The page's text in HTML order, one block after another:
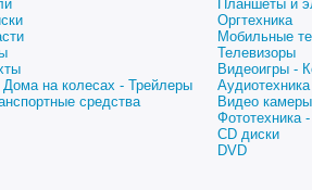
на колесах - Трейлеры
средства
Планшеты и
Оргтехника
Мобильные
Телевизоры
Видеоигры -
Видео
Фототехника
CD диски
DVD